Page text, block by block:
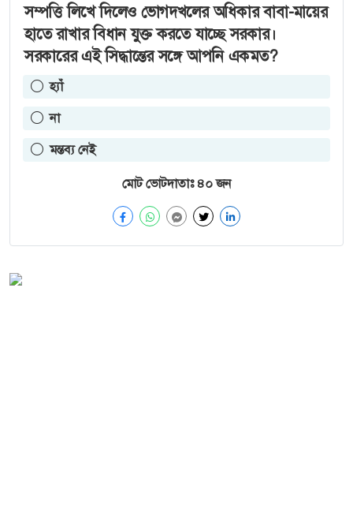
সম্পত্তি লিখে দিলেও ভোগদখলের অধিকার বাবা-মায়ের
হাতে রাখার বিধান যুক্ত করতে যাচ্ছে সরকার।
সরকারের এই সিদ্ধান্তের সঙ্গে আপনি একমত?
হ্যাঁ
না
মন্তব্য নেই
মোট ভোটদাতাঃ৪০জন